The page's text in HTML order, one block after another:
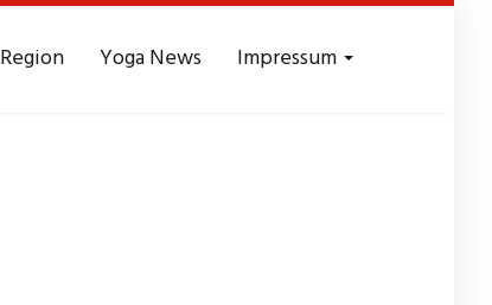
Region Yoga News Impressum